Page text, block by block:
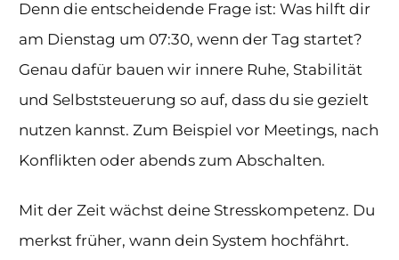
Denn die entscheidende Frage ist: Was hilft dir
am Dienstag um 07:30, wenn der Tag startet?
Genau dafür bauen wir innere Ruhe, Stabilität
und Selbststeuerung so auf, dass du sie gezielt
nutzen kannst. Zum Beispiel vor Meetings, nach
Konflikten oder abends zum Abschalten.
Mit der Zeit wächst deine Stresskompetenz. Du
merkst früher, wann dein System hochfährt.